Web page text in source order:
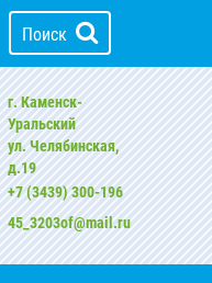
Поиск
г. Каменск-
Уральский
ул. Челябинская,
д.19
+7 (3439) 300-196
45_3203of@mail.ru